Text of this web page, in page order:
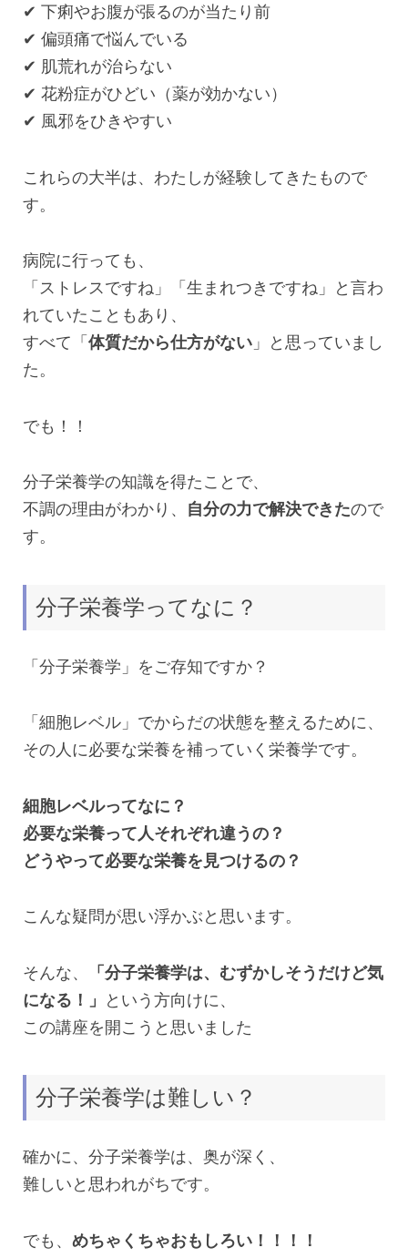
✔︎ 下痢やお腹が張るのが当たり前
✔︎ 偏頭痛で悩んでいる
✔︎ 肌荒れが治らない
✔︎ 花粉症がひどい（薬が効かない）
✔︎ 風邪をひきやすい
これらの大半は、わたしが経験してきたもので
す。
病院に行っても、
「ストレスですね」「生まれつきですね」と言わ
れていたこともあり、
すべて「 体質だから仕方がない 」と思っていまし
た。
でも！！
分子栄養学の知識を得たことで、
不調の理由がわかり、 自分の力で解決できたので
す。
分子栄養学ってなに？
「分子栄養学」をご存知ですか？
「細胞レベル」でからだの状態を整えるために、
その人に必要な栄養を補っていく栄養学です。
細胞レベルってなに？
必要な栄養って人それぞれ違うの？
どうやって必要な栄養を見つけるの？
こんな疑問が思い浮かぶと思います。
そんな、
「分子栄養学は、むずかしそうだけど気
になる！」
という方向けに、
この講座を開こうと思いました
分子栄養学は難しい？
確かに、分子栄養学は、奥が深く、
難しいと思われがちです。
でも、 めちゃくちゃおもしろい！！！！